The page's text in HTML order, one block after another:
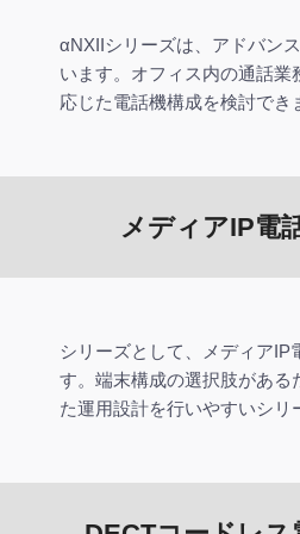
αNXIIシリーズは、アドバン
います。オフィス内の通話業
応じた電話機構成を検討でき
メディアIP電
シリーズとして、メディアIP
す。端末構成の選択肢がある
た運用設計を行いやすいシリ